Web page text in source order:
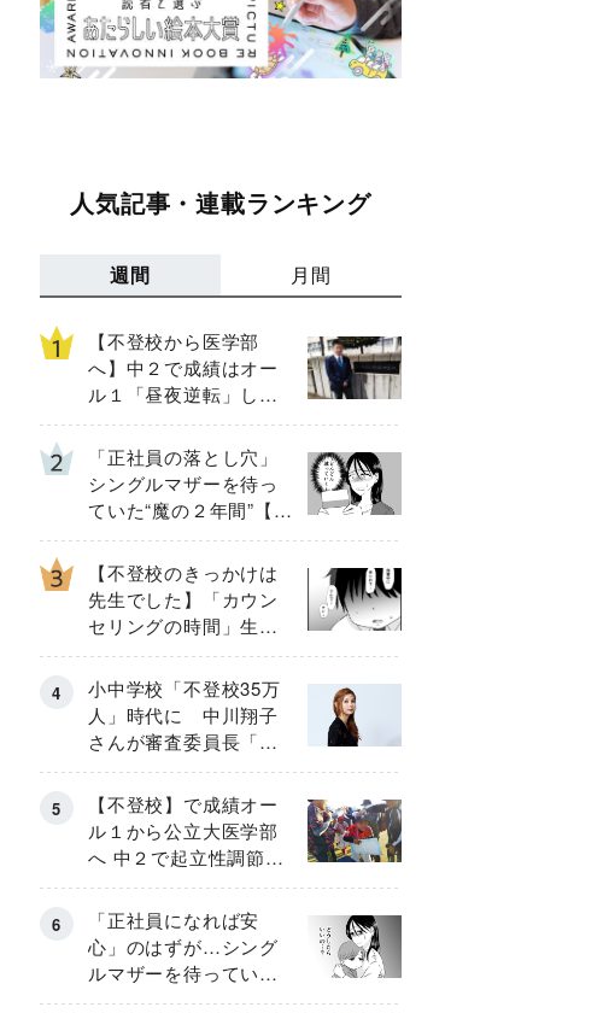
人気記事・連載ランキング
週間 月間
【不登校から医学部
へ】中２で成績はオー
ル１「昼夜逆転」した
わが子を”夜遊び”に連れ
出した母の気づき
「正社員の落とし穴」
シングルマザーを待っ
ていた“魔の２年間”【後
編】
【不登校のきっかけは
先生でした】「カウン
セリングの時間」生徒
の情報をバラしたの
は…《第２話》
小中学校「不登校35万
人」時代に 中川翔子
さんが審査委員長「不
登校生動画甲子園
2026」が開催
【不登校】で成績オー
ル１から公立大医学部
へ 中２で起立性調節障
害「治るまで３年」の
診断 そのとき母は
「正社員になれば安
心」のはずが…シング
ルマザーを待ってい
た“魔の２年間”【前編】